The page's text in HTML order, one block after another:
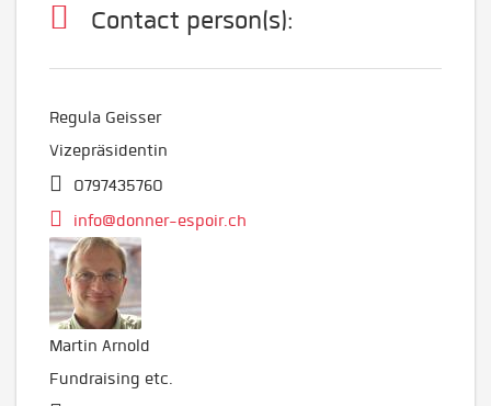
Contact person(s):
Regula Geisser
Vizepräsidentin
0797435760
info@donner-espoir.ch
Martin Arnold
Fundraising etc.